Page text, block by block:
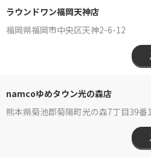
ラウンドワン福岡天神店
福岡県福岡市中央区天神2-6-12
namcoゆめタウン光の森店
熊本県菊池郡菊陽町光の森7丁目39